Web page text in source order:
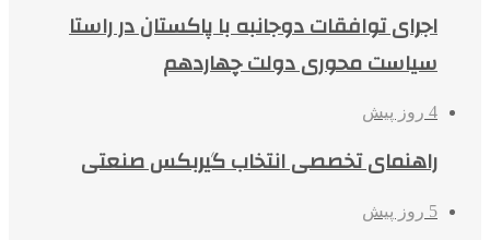
اجرای توافقات دوجانبه با پاکستان در راستا
سیاست محوری دولت چهاردهم
4 روز پیش
راهنمای تخصصی انتخاب گیربکس صنعتی
5 روز پیش